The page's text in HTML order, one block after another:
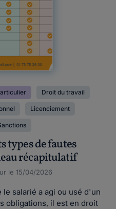
Droit du travail
Licenciement
types de fautes
récapitulatif
le 15/04/2026
salarié a agi ou usé d'un
obligations, il est en droit